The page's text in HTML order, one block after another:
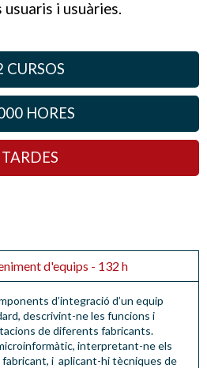
i usuàries.
CURSOS
HORES
TARDES
d'equips - 132 h
d’integració d’un equip
descrivint-ne les funcions i
de diferents fabricants.
interpretant-ne els
i aplicant-hi tècniques de